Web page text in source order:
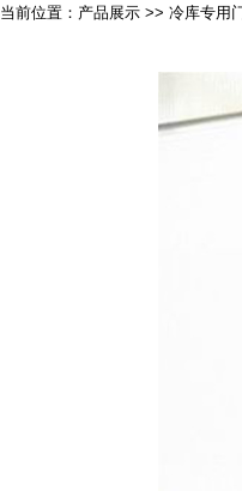
当前位置：产品展示 >> 冷库专用